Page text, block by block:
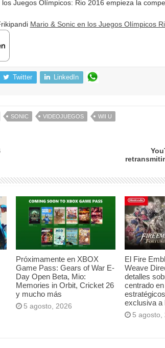
Juegos Olímpicos: Rio 2016 empieza la
Mario & Sonic en los Juegos Olímpicos
Twitter LinkedIn
SONIC VIDEOJUEGOS WII U
Próximamente en XBOX
Game Pass: Gears of War E-
Day Open Beta, Mio:
Memories in Orbit, Cricket 26
y mucho más
5 agosto, 2026
El Fire
Weave
detalles
centrado
exclusiva a
5 agosto,